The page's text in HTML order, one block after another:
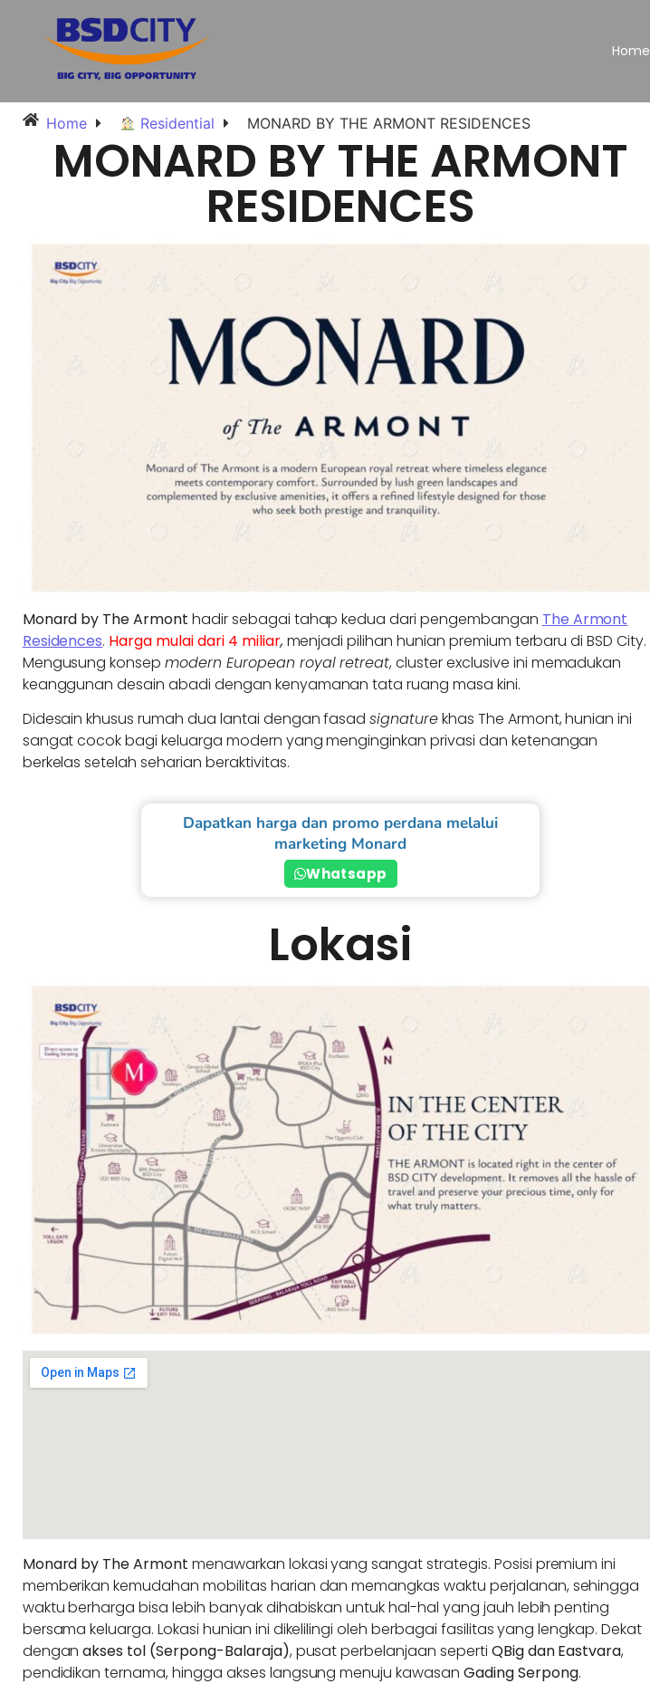
Home
Home Residential MONARD BY THE ARMONT RESIDENCES​
MONARD BY THE ARMONT
RESIDENCES
Monard by The Armont hadir sebagai tahap kedua dari pengembangan The Armont
Residences. Harga mulai dari 4 miliar, menjadi pilihan hunian premium terbaru di BSD City.
Mengusung konsepmodern European royal retreat, cluster exclusive ini memadukan
keanggunan desain abadi dengan kenyamanan tata ruang masa kini.
Didesain khusus rumah dua lantai dengan fasadsignaturekhas The Armont, hunian ini
sangat cocok bagi keluarga modern yang menginginkan privasi dan ketenangan
berkelas setelah seharian beraktivitas.
Dapatkan harga dan promo perdana melalui
marketing Monard
Whatsapp
Lokasi
Monard by The Armont menawarkan lokasi yang sangat strategis. Posisi premium ini
memberikan kemudahan mobilitas harian dan memangkas waktu perjalanan, sehingga
waktu berharga bisa lebih banyak dihabiskan untuk hal-hal yang jauh lebih penting
bersama keluarga. Lokasi hunian ini dikelilingi oleh berbagai fasilitas yang lengkap. Dekat
denganakses tol (Serpong-Balaraja), pusat perbelanjaan seperti QBig dan Eastvara,
pendidikan ternama, hingga akses langsung menuju kawasan Gading Serpong.